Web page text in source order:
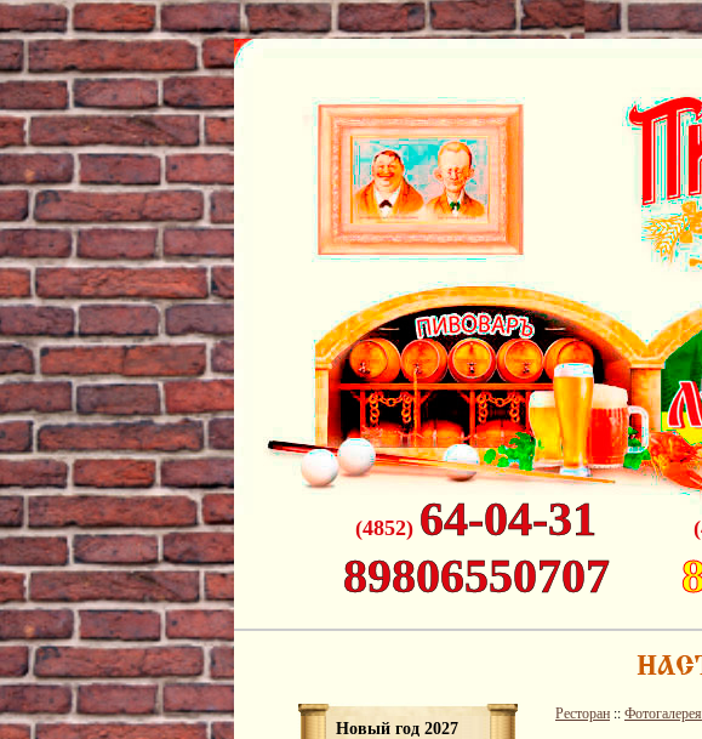
(4852) 64-04-31
89806550707
Новый год 2027
Ресторан ::Фотогалерея